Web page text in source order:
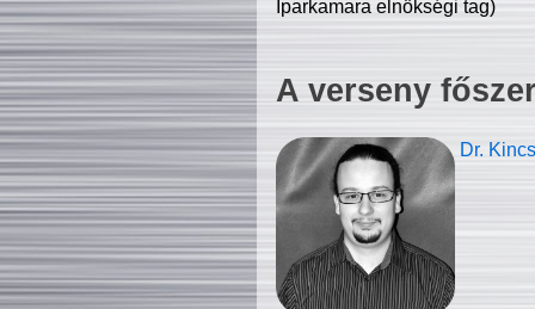
Iparkamara elnökségi tag)
A verseny
Dr.